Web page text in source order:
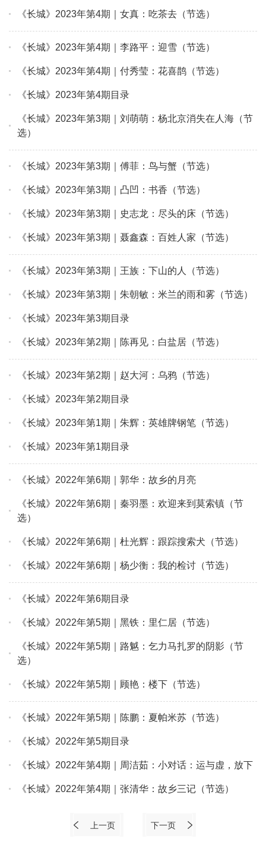
《长城》2023年第4期｜女真：吃茶去（节选）
《长城》2023年第4期｜李路平：迎雪（节选）
《长城》2023年第4期｜付秀莹：花喜鹊（节选）
《长城》2023年第4期目录
《长城》2023年第3期｜刘萌萌：杨北京消失在人海（节
选）
《长城》2023年第3期｜傅菲：鸟与蟹（节选）
《长城》2023年第3期｜凸凹：书香（节选）
《长城》2023年第3期｜史志龙：尽头的床（节选）
《长城》2023年第3期｜聂鑫森：百姓人家（节选）
《长城》2023年第3期｜王族：下山的人（节选）
《长城》2023年第3期｜朱朝敏：米兰的雨和雾（节选）
《长城》2023年第3期目录
《长城》2023年第2期｜陈再见：白盐居（节选）
《长城》2023年第2期｜赵大河：乌鸦（节选）
《长城》2023年第2期目录
《长城》2023年第1期｜朱辉：英雄牌钢笔（节选）
《长城》2023年第1期目录
《长城》2022年第6期｜郭华：故乡的月亮
《长城》2022年第6期｜秦羽墨：欢迎来到莫索镇（节
选）
《长城》2022年第6期｜杜光辉：跟踪搜索犬（节选）
《长城》2022年第6期｜杨少衡：我的检讨（节选）
《长城》2022年第6期目录
《长城》2022年第5期｜黑铁：里仁居（节选）
《长城》2022年第5期｜路魆：乞力马扎罗的阴影（节
选）
《长城》2022年第5期｜顾艳：楼下（节选）
《长城》2022年第5期｜陈鹏：夏帕米苏（节选）
《长城》2022年第5期目录
《长城》2022年第4期｜周洁茹：小对话：运与虚，放下
《长城》2022年第4期｜张清华：故乡三记（节选）
上一页 下一页